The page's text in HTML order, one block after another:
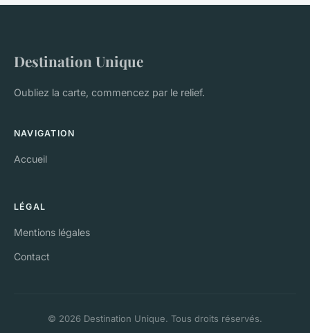
Destination Unique
Oubliez la carte, commencez par le relief.
NAVIGATION
Accueil
LÉGAL
Mentions légales
Contact
© 2026 Destination Unique. Tous droits réservés.